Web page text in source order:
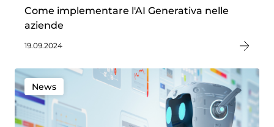
Come implementare l'AI Generativa nelle
aziende
19.09.2024
News